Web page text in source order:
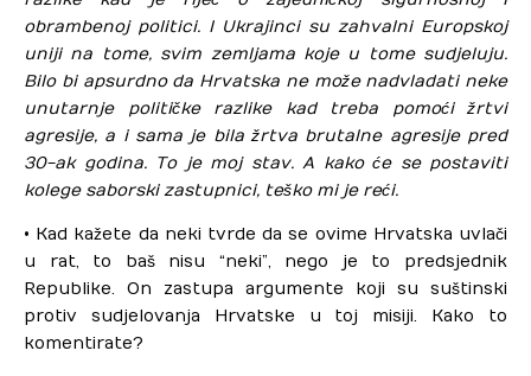
obrambenoj politici. I Ukrajinci su zahvalni Europskoj
uniji na tome, svim zemljama koje u tome sudjeluju.
Bilo bi apsurdno da Hrvatska ne može nadvladati neke
unutarnje političke razlike kad treba pomoći žrtvi
agresije, a i sama je bila žrtva brutalne agresije pred
30-ak godina. To je moj stav. A kako će se postaviti
kolege saborski zastupnici, teško mi je reći.
• Kad kažete da neki tvrde da se ovime Hrvatska uvlači
u rat, to baš nisu “neki”, nego je to predsjednik
Republike. On zastupa argumente koji su suštinski
protiv sudjelovanja Hrvatske u toj misiji. Kako to
komentirate?